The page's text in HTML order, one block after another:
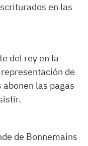
en las
del rey en la
de
las pagas
de Bonnemains